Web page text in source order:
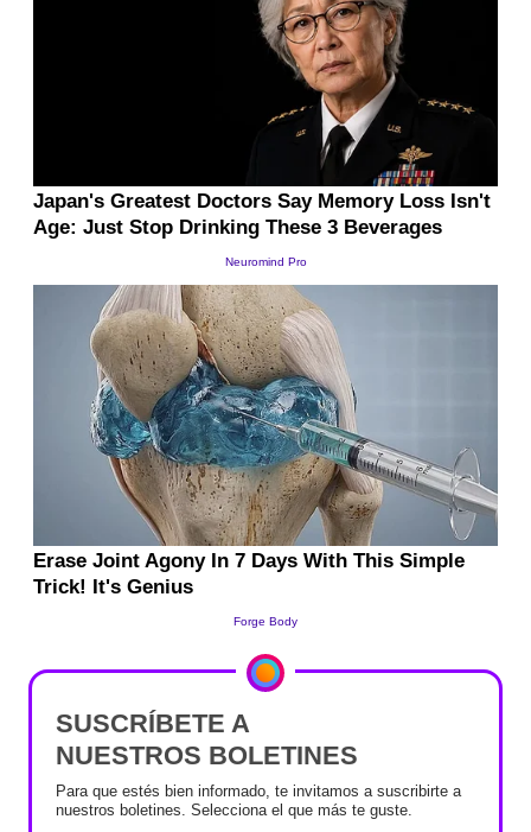
SUSCRÍBETE A
NUESTROS BOLETINES
Para que estés bien informado, te invitamos a suscribirte a
nuestros boletines. Selecciona el que más te guste.